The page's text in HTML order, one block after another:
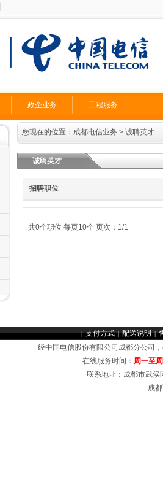
政企业务 工程服务
诚聘英才
招聘职位
共0个职位 每页10个 页次：1/1
您现在的位置： 成都电信业务 > 诚聘英才
经中国电信股份有限公司成都分公
在线服务时间： 周一至
联系地址：成都市武
成
|支付方式 |配送说明 |